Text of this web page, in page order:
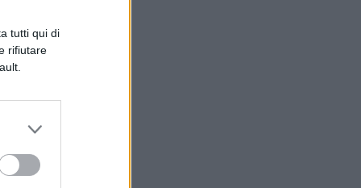
tutti qui di
rifiutare